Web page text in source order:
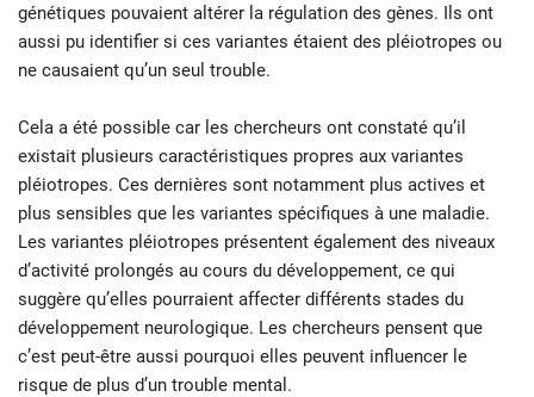
génétiques pouvaient altérer la régulation des gènes. Ils ont
aussi pu identifier si ces variantes étaient des pléiotropes ou
ne causaient qu’un seul trouble.
Cela a été possible car les chercheurs ont constaté qu’il
existait plusieurs caractéristiques propres aux variantes
pléiotropes. Ces dernières sont notamment plus actives et
plus sensibles que les variantes spécifiques à une maladie.
Les variantes pléiotropes présentent également des niveaux
d’activité prolongés au cours du développement, ce qui
suggère qu’elles pourraient affecter différents stades du
développement neurologique. Les chercheurs pensent que
c’est peut-être aussi pourquoi elles peuvent influencer le
risque de plus d’un trouble mental.